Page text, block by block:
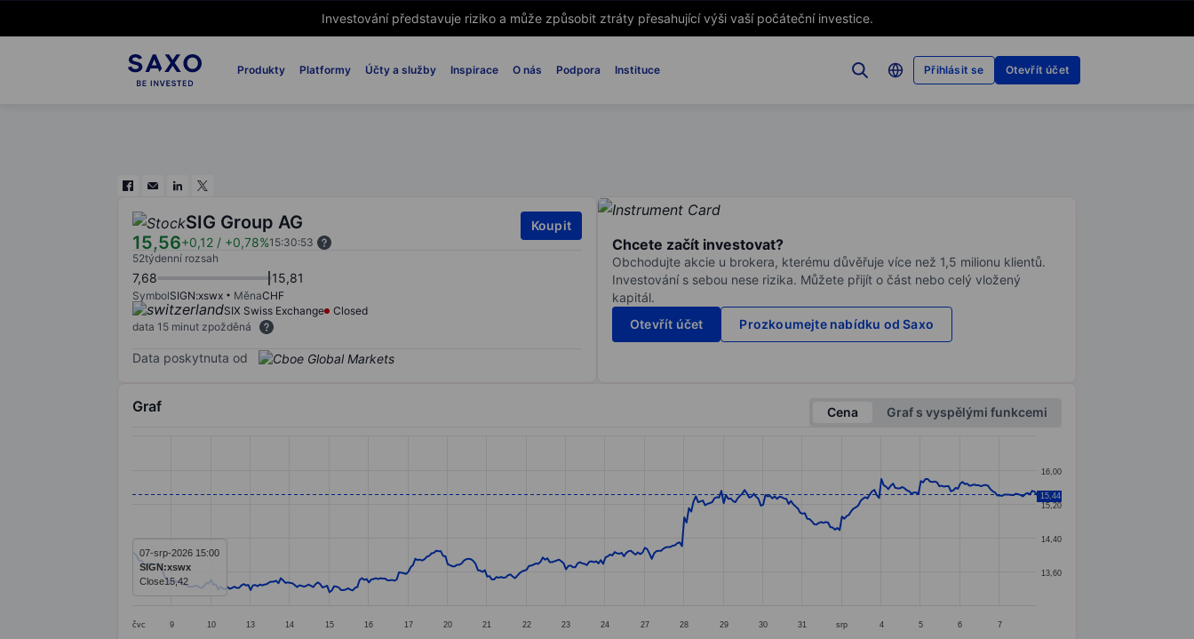
Investování představuje riziko a může způsobit ztráty přesahující výši vaší počáteční investice.
Produkty Platformy Účty a služby Inspirace O nás Podpora Instituce Přihlásit se Otevřít účet
SIG Group AG
15,56+0,12 / +0,78%15:30:53
Koupit
52týdenní rozsah
7,68 15,81
SymbolSIGN:xswx MěnaCHF
SIX Swiss Exchange
Closed
data 15 minut zpožděná
Data poskytnuta od
Chcete začít investovat?
Obchodujte akcie u brokera, kterému důvěřuje více než 1,5 milionu klientů.
Investování s sebou nese rizika. Můžete přijít o část nebo celý vložený
kapitál.
Otevřít účet
Prozkoumejte nabídku od Saxo
Graf Cena
Graf s vyspělými funkcemi
čvc 9 10 13 14 15 16 17 20 21 22 23 24 27 28 29 30 31 srp 4 5 6 7
13,60
14,40
15,20
16,00
15,44
07-srp-2026 15:00
SIGN:xswx
Close15,42